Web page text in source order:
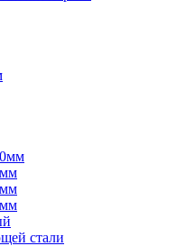
стали